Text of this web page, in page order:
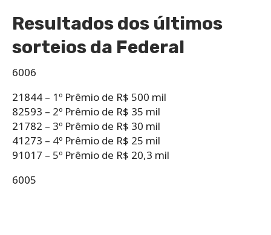
Resultados dos últimos
sorteios da Federal
6006
21844 – 1º Prêmio de R$ 500 mil
82593 – 2º Prêmio de R$ 35 mil
21782 – 3º Prêmio de R$ 30 mil
41273 – 4º Prêmio de R$ 25 mil
91017 – 5º Prêmio de R$ 20,3 mil
6005